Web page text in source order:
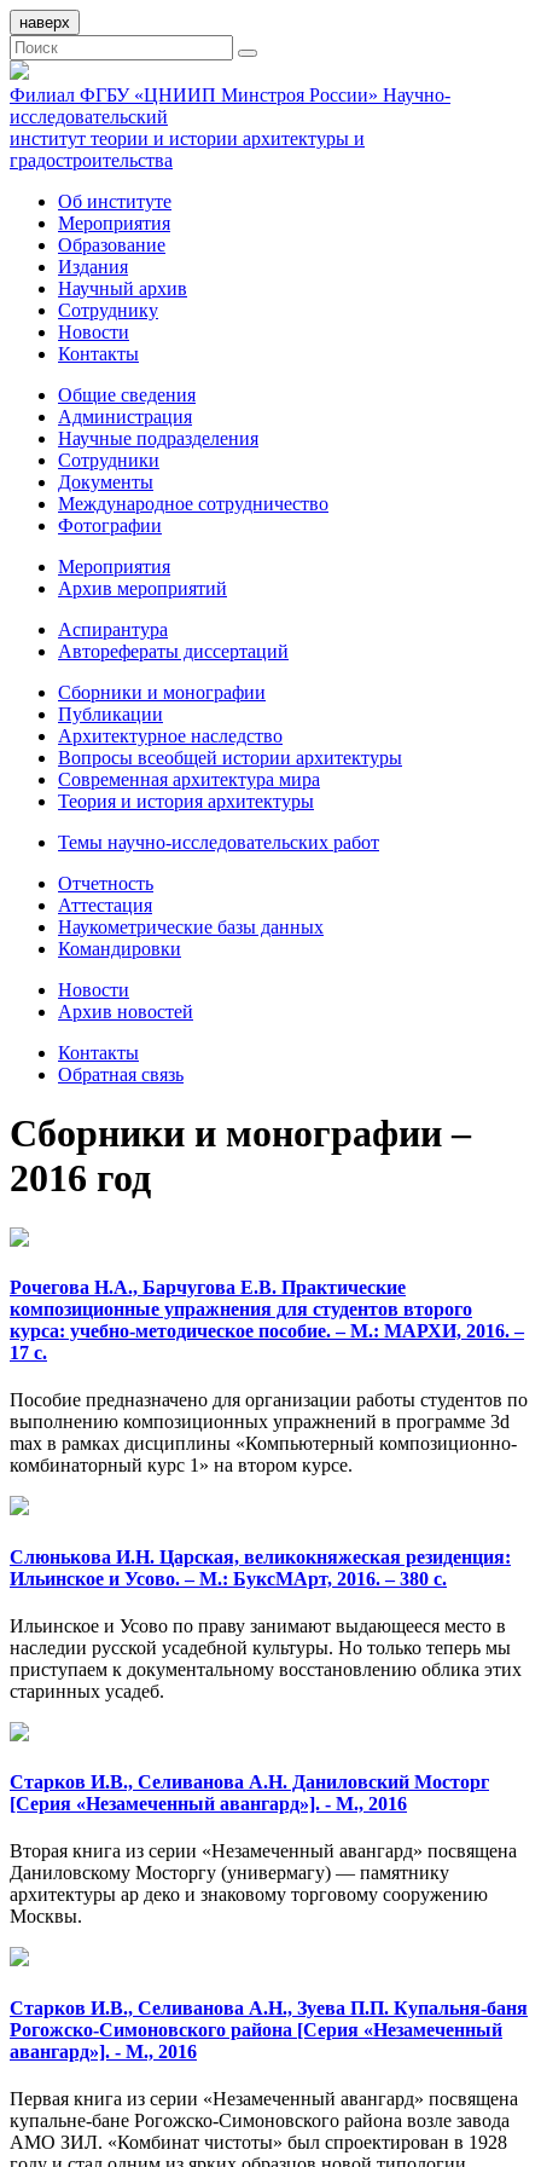
наверх
Филиал ФГБУ «ЦНИИП Минстроя России» Научно-
исследовательский
институт теории и истории архитектуры и
градостроительства
Об институте
Мероприятия
Образование
Издания
Научный архив
Сотруднику
Новости
Контакты
Общие сведения
Администрация
Научные подразделения
Сотрудники
Документы
Международное сотрудничество
Фотографии
Мероприятия
Архив мероприятий
Аспирантура
Авторефераты диссертаций
Сборники и монографии
Публикации
Архитектурное наследство
Вопросы всеобщей истории архитектуры
Современная архитектура мира
Теория и история архитектуры
Темы научно-исследовательских работ
Отчетность
Аттестация
Наукометрические базы данных
Командировки
Новости
Архив новостей
Контакты
Обратная связь
Сборники и монографии –
2016 год
Рочегова Н.А., Барчугова Е.В. Практические
композиционные упражнения для студентов второго
курса: учебно-методическое пособие. – М.: МАРХИ, 2016. –
17 с.
Пособие предназначено для организации работы студентов по
выполнению композиционных упражнений в программе 3d
max в рамках дисциплины «Компьютерный композиционно-
комбинаторный курс 1» на втором курсе.
Слюнькова И.Н. Царская, великокняжеская резиденция:
Ильинское и Усово. – М.: БуксМАрт, 2016. – 380 с.
Ильинское и Усово по праву занимают выдающееся место в
наследии русской усадебной культуры. Но только теперь мы
приступаем к документальному восстановлению облика этих
старинных усадеб.
Старков И.В., Селиванова А.Н. Даниловский Мосторг
[Серия «Незамеченный авангард»]. - М., 2016
Вторая книга из серии «Незамеченный авангард» посвящена
Даниловскому Мосторгу (универмагу) — памятнику
архитектуры ар деко и знаковому торговому сооружению
Москвы.
Старков И.В., Селиванова А.Н., Зуева П.П. Купальня-баня
Рогожско-Симоновского района [Серия «Незамеченный
авангард»]. - М., 2016
Первая книга из серии «Незамеченный авангард» посвящена
купальне-бане Рогожско-Симоновского района возле завода
АМО ЗИЛ. «Комбинат чистоты» был спроектирован в 1928